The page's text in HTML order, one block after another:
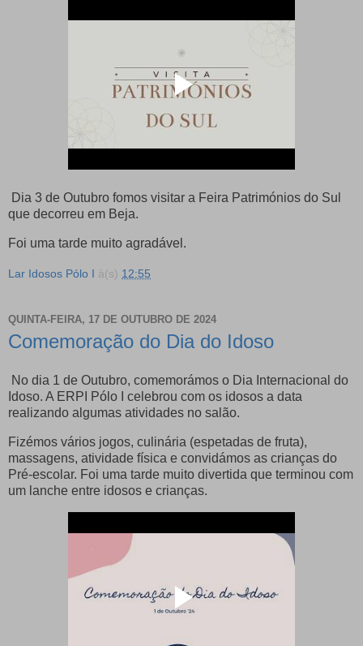
Dia 3 de Outubro fomos visitar a Feira Patrimónios do Sul
que decorreu em Beja.
Foi uma tarde muito agradável.
Lar Idosos Pólo I à(s) 12:55
QUINTA-FEIRA, 17 DE OUTUBRO DE 2024
Comemoração do Dia do Idoso
No dia 1 de Outubro, comemorámos o Dia Internacional do
Idoso. A ERPI Pólo I celebrou com os idosos a data
realizando algumas atividades no salão.
Fizémos vários jogos, culinária (espetadas de fruta),
massagens, atividade física e convidámos as crianças do
Pré-escolar. Foi uma tarde muito divertida que terminou com
um lanche entre idosos e crianças.